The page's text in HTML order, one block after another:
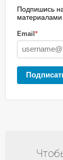
Подпишись
материалами
Email *